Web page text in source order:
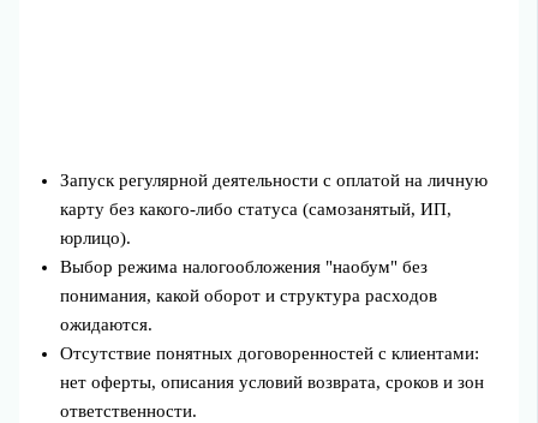
Запуск регулярной деятельности с оплатой на личную
карту без какого‑либо статуса (самозанятый, ИП,
юрлицо).
Выбор режима налогообложения "наобум" без
понимания, какой оборот и структура расходов
ожидаются.
Отсутствие понятных договоренностей с клиентами:
нет оферты, описания условий возврата, сроков и зон
ответственности.